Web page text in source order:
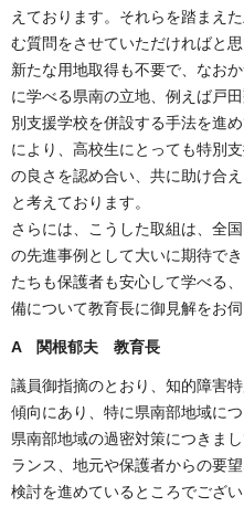
えております。それらを踏まえ
む質問をさせていただければと思
新たな用地取得も不要で、なお
に学べる県南の立地、例えば戸
別支援学校を併設する手法を進
により、高校生にとっても特別
の良さを認め合い、共に助け合
と考えております。
さらには、こうした取組は、全
の先進事例として大いに期待で
たちも保護者も安心して学べる
備について教育長に御見解をお
A 関根郁夫 教育長
議員御指摘のとおり、知的障害
傾向にあり、特に県南部地域に
県南部地域の過密対策につきま
ランス、地元や保護者からの要
検討を進めているところでござい